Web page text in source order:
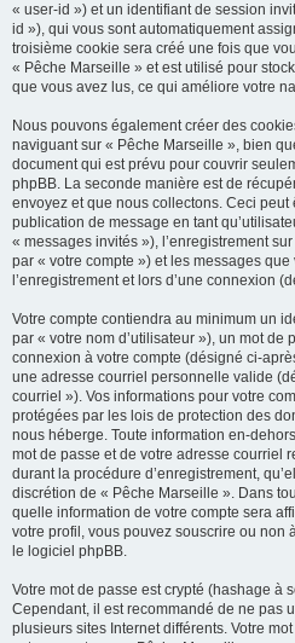
« user-id ») et un identifiant de session
id »), qui vous sont automatiquement
troisième cookie sera créé une fois que
« Pêche Marseille » et est utilisé pour
que vous avez lus, ce qui améliore votre
Nous pouvons également créer des
naviguant sur « Pêche Marseille », bien
document qui est prévu pour couvrir
phpBB. La seconde manière est de
envoyez et que nous collectons. Ceci peut
publication de message en tant
« messages invités »), l’enregistrement
par « votre compte ») et les messages
l’enregistrement et lors d’une connexion
Votre compte contiendra au minimum un
par « votre nom d’utilisateur »), un mot
connexion à votre compte (désigné ci-
une adresse courriel personnelle valide
courriel »). Vos informations pour votre
protégées par les lois de protection des
nous héberge. Toute information en-
mot de passe et de votre adresse courriel
durant la procédure d’enregistrement,
discrétion de « Pêche Marseille ». Dans
quelle information de votre compte sera
votre profil, vous pouvez souscrire ou non
le logiciel phpBB.
Votre mot de passe est crypté (hashage à
Cependant, il est recommandé de ne pas
plusieurs sites Internet différents. Votre